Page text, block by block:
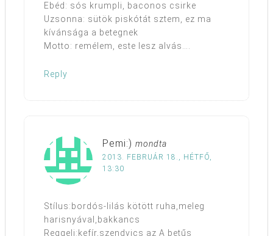
Ebéd: sós krumpli, baconos csirke
Uzsonna: sütök piskótát sztem, ez ma
kívánsága a betegnek
Motto: remélem, este lesz alvás….
Reply
Pemi:) mondta
2013. FEBRUÁR 18., HÉTFŐ,
13:30
Stílus:bordós-lilás kötött ruha,meleg
harisnyával,bakkancs
Reggeli:kefír,szendvics az A betűs